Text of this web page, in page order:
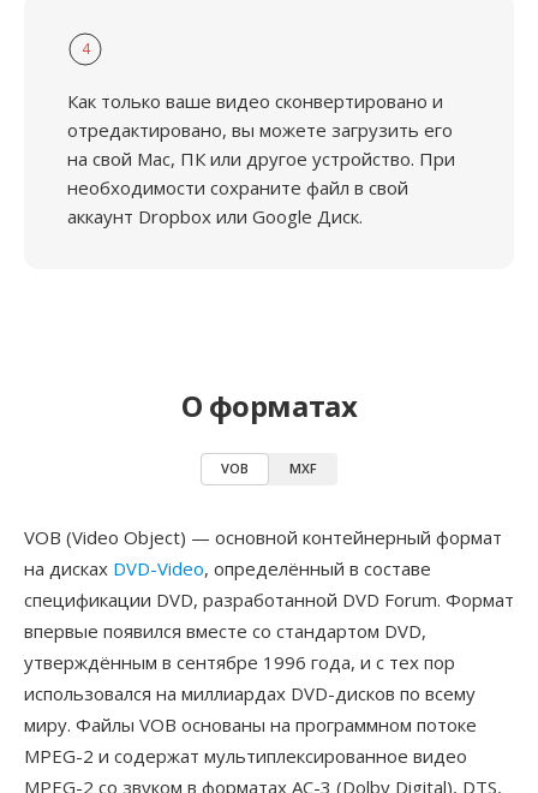
4
Как только ваше видео сконвертировано и
отредактировано, вы можете загрузить его
на свой Mac, ПК или другое устройство. При
необходимости сохраните файл в свой
аккаунт Dropbox или Google Диск.
О форматах
VOB MXF
VOB (Video Object) — основной контейнерный формат
на дисках DVD-Video, определённый в составе
спецификации DVD, разработанной DVD Forum. Формат
впервые появился вместе со стандартом DVD,
утверждённым в сентябре 1996 года, и с тех пор
использовался на миллиардах DVD-дисков по всему
миру. Файлы VOB основаны на программном потоке
MPEG-2 и содержат мультиплексированное видео
MPEG-2 со звуком в форматах AC-3 (Dolby Digital), DTS,